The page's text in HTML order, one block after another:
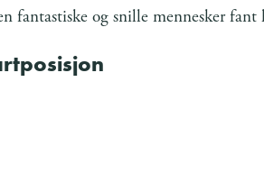
fantastiske og snille mennesker